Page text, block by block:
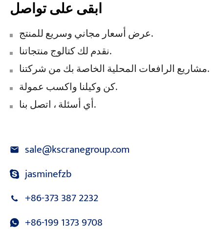
ابقى على تواصل
عرض أسعار مجاني وسريع للمنتج.
نقدم لك كتالوج منتجاتنا.
مشاريع الرافعات المحلية الخاصة بك من شركتنا.
كن وكيلنا واكسب عمولة.
أي أسئلة ، اتصل بنا.
sale@kscranegroup.com
jasminefzb
+86-373 387 2232
+86-199 1373 9708